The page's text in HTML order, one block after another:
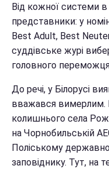
Від кожної системи
представники: у
Best Adult, Best
суддівське журі
головного
До речі, у Білорусі
вважався вимерлим.
колишнього села
на Чорнобильській
Поліському
заповіднику. Тут, на